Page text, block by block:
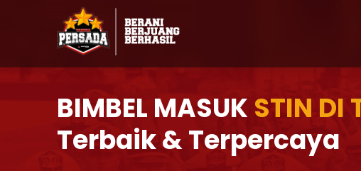
BIMBEL MASUK STIN DI
Terbaik & Terpercaya